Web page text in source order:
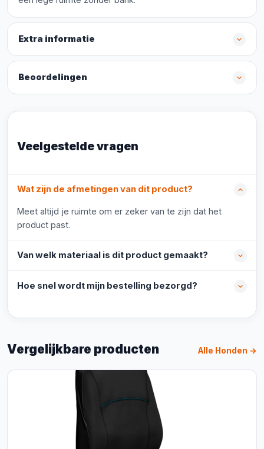
Extra informatie
Beoordelingen
Veelgestelde vragen
Wat zijn de afmetingen van dit product?
Meet altijd je ruimte om er zeker van te zijn dat het
product past.
Van welk materiaal is dit product gemaakt?
Hoe snel wordt mijn bestelling bezorgd?
Vergelijkbare producten Alle Honden →